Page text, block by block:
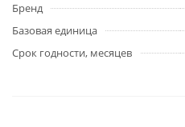
Бренд
Базовая единица
Срок годности, месяцев